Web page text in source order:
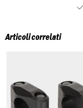
Articoli correlati